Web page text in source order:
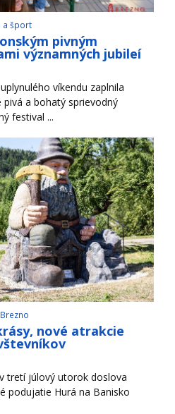
a šport
pivným
významných jubileí
víkendu zaplnila
a bohatý sprievodný
festival ...
nové atrakcie
tretí júlový utorok doslova
podujatie Hurá na Banisko